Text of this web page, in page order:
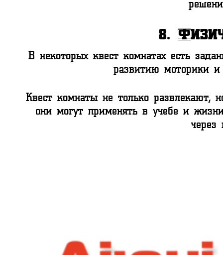
8.
В некоторых квест комнатах есть
развитию моторики
Квест комнаты не только развлекают,
они могут применять в учебе и
через